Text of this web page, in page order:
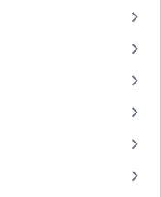
keyboard_arrow_right
keyboard_arrow_right
keyboard_arrow_right
keyboard_arrow_right
keyboard_arrow_right
keyboard_arrow_right